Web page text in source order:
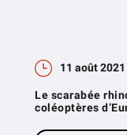
11 août 2021
Le scarabée
coléoptères